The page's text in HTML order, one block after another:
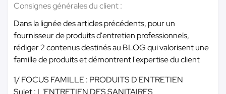
Consignes générales du client :
Dans la lignée des articles précédents, pour un
fournisseur de produits d'entretien professionnels,
rédiger 2 contenus destinés au BLOG qui valorisent une
famille de produits et démontrent l'expertise du client
1/ FOCUS FAMILLE : PRODUITS D'ENTRETIEN
Sujet : L'ENTRETIEN DES SANITAIRES